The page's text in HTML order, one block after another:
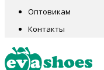
Оптовикам
Контакты